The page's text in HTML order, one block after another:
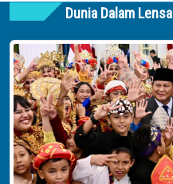
Dunia Dalam Lensa